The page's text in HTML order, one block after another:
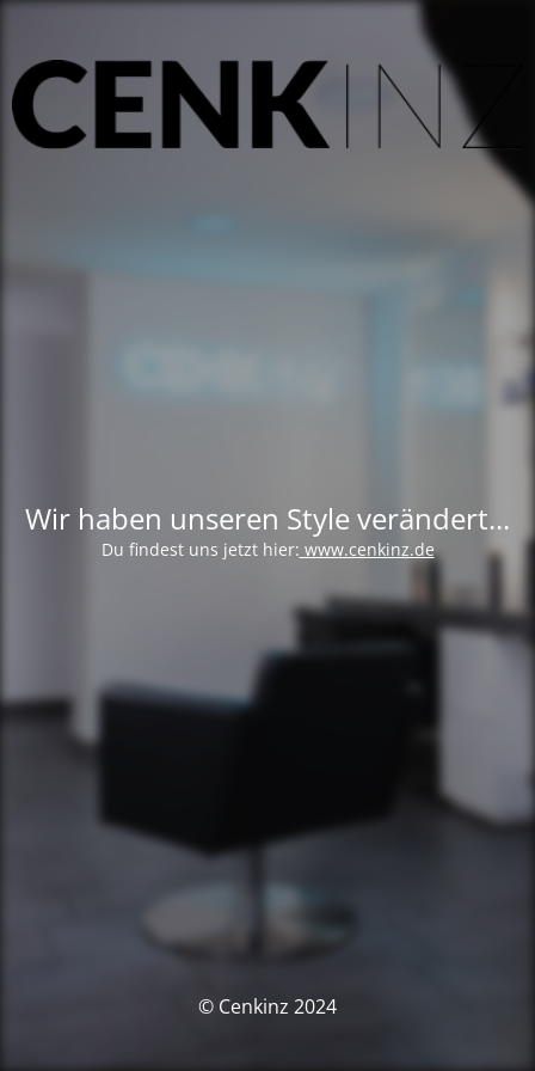
Wir haben unseren Style verändert...
Du findest uns jetzt hier: www.cenkinz.de
© Cenkinz 2024